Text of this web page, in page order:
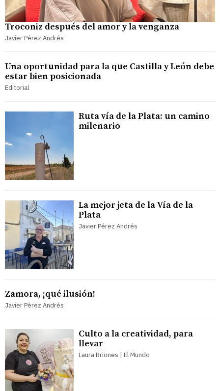
Troconiz después del amor y la venganza
Javier Pérez Andrés
Una oportunidad para la que Castilla y León debe
estar bien posicionada
Editorial
Ruta vía de la Plata: un camino
milenario
La mejor jeta de la Vía de la
Plata
Javier Pérez Andrés
Zamora, ¡qué ilusión!
Javier Pérez Andrés
Culto a la creatividad, para
llevar
Laura Briones | El Mundo